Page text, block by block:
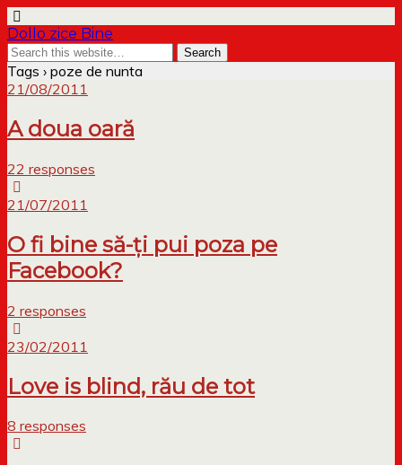
Dollo zice Bine
Tags › poze de nunta
21/08/2011
A doua oară
22 responses
21/07/2011
O fi bine să-ți pui poza pe
Facebook?
2 responses
23/02/2011
Love is blind, rău de tot
8 responses